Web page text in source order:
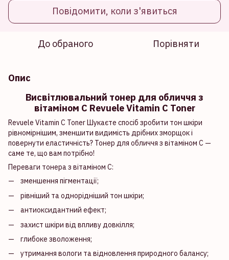
Повідомити, коли з'явиться
До обраного Порівняти
Опис
Висвітлювальний тонер для обличчя з
вітаміном С Revuele Vitamin C Toner
Revuele Vitamin C Toner Шукаєте спосіб зробити тон шкіри
рівномірнішим, зменшити видимість дрібних зморщок і
повернути еластичність? Тонер для обличчя з вітаміном С —
саме те, що вам потрібно!
Переваги тонера з вітаміном С:
зменшення пігментації;
рівніший та однорідніший тон шкіри;
антиоксидантний ефект;
захист шкіри від впливу довкілля;
глибоке зволоження;
утримання вологи та відновлення природного балансу;